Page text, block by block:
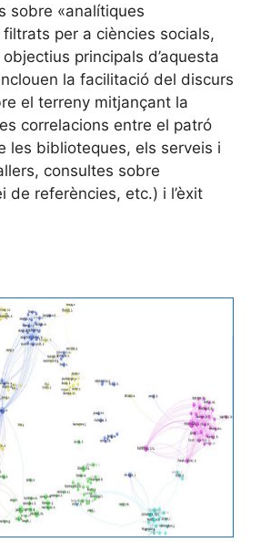
sobre «analítiques
filtrats per a ciències socials,
principals d’aquesta
la facilitació del discurs
el terreny mitjançant la
correlacions entre el patró
les biblioteques, els serveis i
consultes sobre
de referències, etc.) i l’èxit